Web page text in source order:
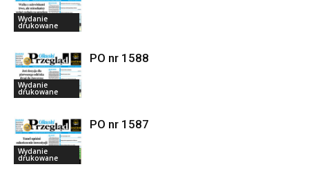
Wydanie
drukowane
Wydanie
drukowane
PO nr 1588
Wydanie
drukowane
PO nr 1587